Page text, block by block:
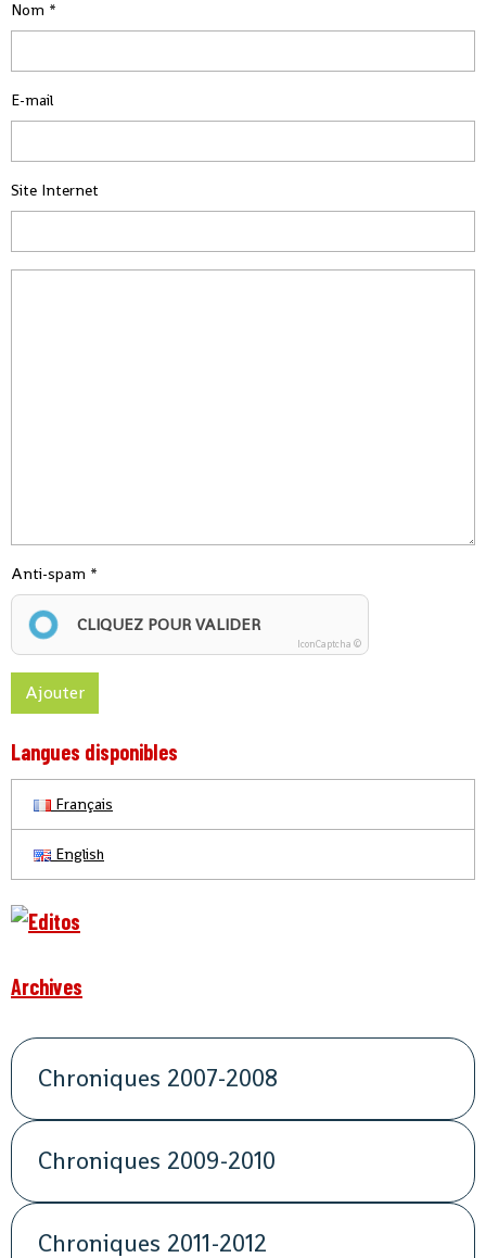
Nom
E-mail
Site Internet
Anti-spam
CLIQUEZ POUR VALIDER
IconCaptcha ©
Ajouter
Langues disponibles
Français
English
Archives
Chroniques 2007-2008
Chroniques 2009-2010
Chroniques 2011-2012